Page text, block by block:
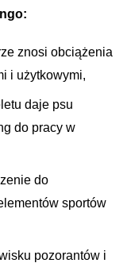
znosi obciążenia
i użytkowymi,
daje psu
do pracy w
do
sportów
pozorantów i